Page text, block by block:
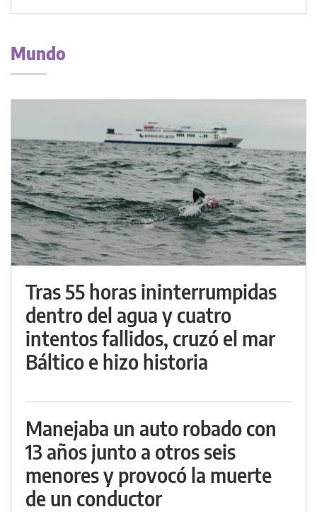
Mundo
Tras 55 horas ininterrumpidas
dentro del agua y cuatro
intentos fallidos, cruzó el mar
Báltico e hizo historia
Manejaba un auto robado con
13 años junto a otros seis
menores y provocó la muerte
de un conductor